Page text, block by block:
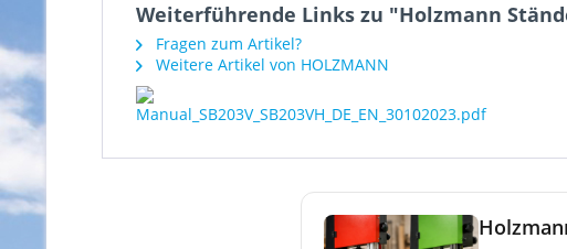
Weiterführende Links zu "Holzmann
Fragen zum Artikel?
Weitere Artikel von HOLZMANN